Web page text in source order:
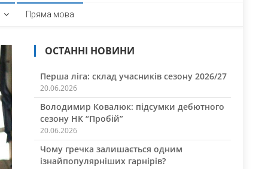
Пряма мова
ОСТАННІ НОВИНИ
Перша ліга: склад учасників сезону 2026/27
20.06.2026
Володимир Ковалюк: підсумки дебютного
сезону НК “Пробій”
20.06.2026
Чому гречка залишається одним
ізнайпопулярніших гарнірів?